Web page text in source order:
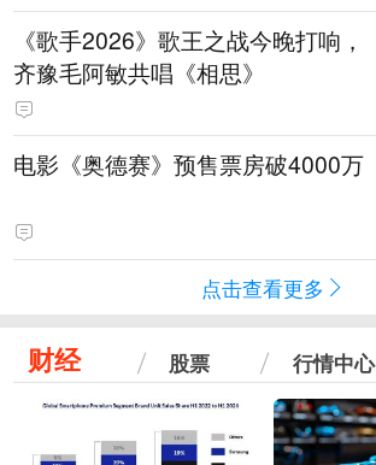
《歌手2026》歌王之战今晚打响，
齐豫毛阿敏共唱《相思》
电影《奥德赛》预售票房破4000万
点击查看更多
财经 股票 行情中心